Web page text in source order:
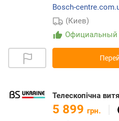
Bosch-
(Киев)
Официальный
Телескопічна
5 899 грн.